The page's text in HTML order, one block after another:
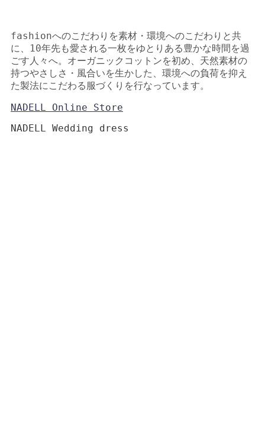
fashionへのこだわりを素材・環境へのこだわりと共
に、
10年先も愛される一枚をゆとりある豊かな時間を過
ごす人々へ。オーガニックコットンを初め、天然素材の
持つやさしさ・風合いを生かした、環境への負荷を抑え
た製法にこだわる服づくりを行なっています。
NADELL Online Store
NADELL Wedding dress